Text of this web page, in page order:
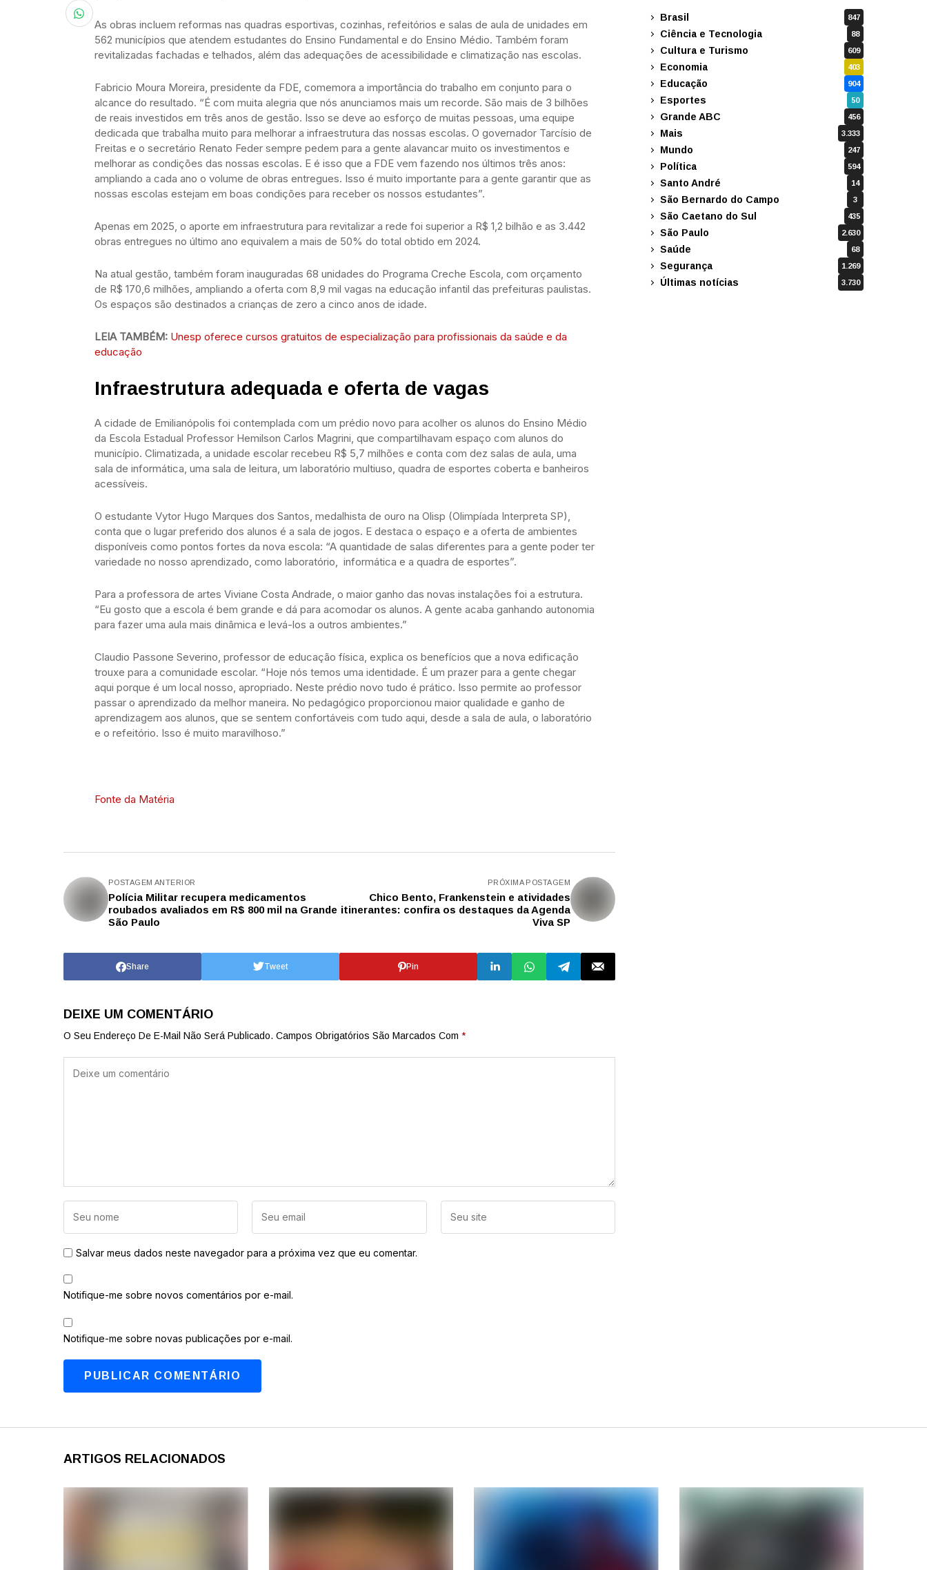
As obras incluem reformas nas quadras esportivas, cozinhas, refeitórios e salas de aula de unidades em
562 municípios que atendem estudantes do Ensino Fundamental e do Ensino Médio. Também foram
revitalizadas fachadas e telhados, além das adequações de acessibilidade e climatização nas escolas.
Fabricio Moura Moreira, presidente da FDE, comemora a importância do trabalho em conjunto para o
alcance do resultado. “É com muita alegria que nós anunciamos mais um recorde. São mais de 3 bilhões
de reais investidos em três anos de gestão. Isso se deve ao esforço de muitas pessoas, uma equipe
dedicada que trabalha muito para melhorar a infraestrutura das nossas escolas. O governador Tarcísio de
Freitas e o secretário Renato Feder sempre pedem para a gente alavancar muito os investimentos e
melhorar as condições das nossas escolas. E é isso que a FDE vem fazendo nos últimos três anos:
ampliando a cada ano o volume de obras entregues. Isso é muito importante para a gente garantir que as
nossas escolas estejam em boas condições para receber os nossos estudantes”.
Apenas em 2025, o aporte em infraestrutura para revitalizar a rede foi superior a R$ 1,2 bilhão e as 3.442
obras entregues no último ano equivalem a mais de 50% do total obtido em 2024.
Na atual gestão, também foram inauguradas 68 unidades do Programa Creche Escola, com orçamento
de R$ 170,6 milhões, ampliando a oferta com 8,9 mil vagas na educação infantil das prefeituras paulistas.
Os espaços são destinados a crianças de zero a cinco anos de idade.
LEIA TAMBÉM: Unesp oferece cursos gratuitos de especialização para profissionais da saúde e da
educação
Infraestrutura adequada e oferta de vagas
A cidade de Emilianópolis foi contemplada com um prédio novo para acolher os alunos do Ensino Médio
da Escola Estadual Professor Hemilson Carlos Magrini, que compartilhavam espaço com alunos do
município. Climatizada, a unidade escolar recebeu R$ 5,7 milhões e conta com dez salas de aula, uma
sala de informática, uma sala de leitura, um laboratório multiuso, quadra de esportes coberta e banheiros
acessíveis.
O estudante Vytor Hugo Marques dos Santos, medalhista de ouro na Olisp (Olimpíada Interpreta SP),
conta que o lugar preferido dos alunos é a sala de jogos. E destaca o espaço e a oferta de ambientes
disponíveis como pontos fortes da nova escola: “A quantidade de salas diferentes para a gente poder ter
variedade no nosso aprendizado, como laboratório, informática e a quadra de esportes”.
Para a professora de artes Viviane Costa Andrade, o maior ganho das novas instalações foi a estrutura.
“Eu gosto que a escola é bem grande e dá para acomodar os alunos. A gente acaba ganhando autonomia
para fazer uma aula mais dinâmica e levá-los a outros ambientes.”
Claudio Passone Severino, professor de educação física, explica os benefícios que a nova edificação
trouxe para a comunidade escolar. “Hoje nós temos uma identidade. É um prazer para a gente chegar
aqui porque é um local nosso, apropriado. Neste prédio novo tudo é prático. Isso permite ao professor
passar o aprendizado da melhor maneira. No pedagógico proporcionou maior qualidade e ganho de
aprendizagem aos alunos, que se sentem confortáveis com tudo aqui, desde a sala de aula, o laboratório
e o refeitório. Isso é muito maravilhoso.”
Fonte da Matéria
POSTAGEM ANTERIOR
Polícia Militar recupera medicamentos
roubados avaliados em R$ 800 mil na Grande
São Paulo
PRÓXIMA POSTAGEM
Chico Bento, Frankenstein e atividades
itinerantes: confira os destaques da Agenda
Viva SP
Share Tweet Pin
DEIXE UM COMENTÁRIO
O Seu Endereço De E-Mail Não Será Publicado. Campos Obrigatórios São Marcados Com *
Salvar meus dados neste navegador para a próxima vez que eu comentar.
Notifique-me sobre novos comentários por e-mail.
Notifique-me sobre novas publicações por e-mail.
Brasil 847
Ciência e Tecnologia 88
Cultura e Turismo 609
Economia 403
Educação 904
Esportes 50
Grande ABC 456
Mais 3.333
Mundo 247
Política 594
Santo André 14
São Bernardo do Campo 3
São Caetano do Sul 435
São Paulo 2.630
Saúde 68
Segurança 1.269
Últimas notícias 3.730
ARTIGOS RELACIONADOS